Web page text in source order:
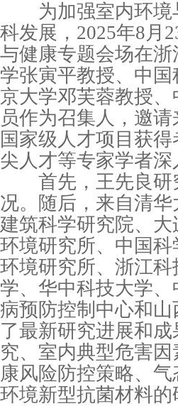
为加强室内环境
科发展，2025年8月
与健康专题会场在
学张寅平教授、中
京大学邓芙蓉教授
员作为召集人，邀
国家级人才项目获
尖人才等专家学者
首先，王先良研
况。随后，来自清
建筑科学研究院、
环境研究所、中国
环境研究所、浙江
学、华中科技大学
病预防控制中心和
了最新研究进展和
究、室内典型危害
康风险防控策略、
环境新型抗菌材料